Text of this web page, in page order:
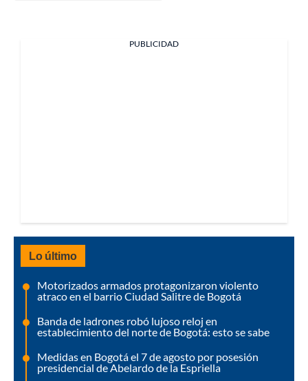
PUBLICIDAD
Lo último
Motorizados armados protagonizaron violento
atraco en el barrio Ciudad Salitre de Bogotá
Banda de ladrones robó lujoso reloj en
establecimiento del norte de Bogotá: esto se sabe
Medidas en Bogotá el 7 de agosto por posesión
presidencial de Abelardo de la Espriella